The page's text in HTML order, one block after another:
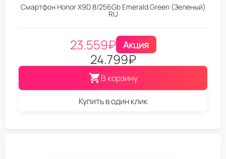
Смартфон Honor X9D 8/256Gb Emerald Green (Зеленый)
RU
23.559₽ Акция
24.799₽
В корзину
Купить в один клик